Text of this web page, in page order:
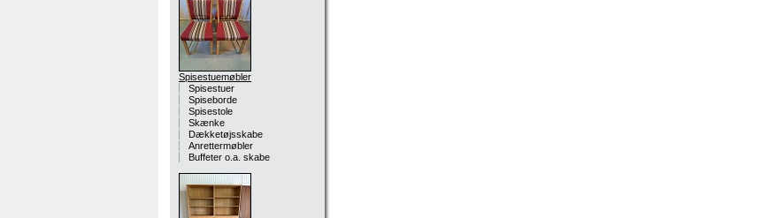
Spisestuemøbler
Spisestuer
Spiseborde
Spisestole
Skænke
Dækketøjsskabe
Anrettermøbler
Buffeter o.a. skabe